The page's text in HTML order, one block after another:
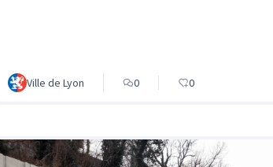
Ville de Lyon 0 0